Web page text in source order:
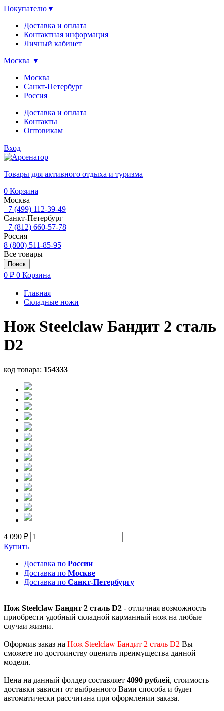
Покупателю▼
Доставка и оплата
Контактная информация
Личный кабинет
Москва ▼
Москва
Санкт-Петербург
Россия
Доставка и оплата
Контакты
Оптовикам
Вход
Товары для активного отдыха и туризма
0 Корзина
Москва
+7 (499) 112-39-49
Санкт-Петербург
+7 (812) 660-57-78
Россия
8 (800) 511-85-95
Все товары
0 ₽ 0 Корзина
Главная
Складные ножи
Нож Steelclaw Бандит 2 сталь
D2
код товара: 154333
4 090 ₽
Купить
Доставка по России
Доставка по Москве
Доставка по Санкт-Петербургу
Нож Steelclaw Бандит 2 сталь D2 - отличная возможность
приобрести удобный складной карманный нож на любые
случаи жизни.
Оформив заказ на Нож Steelclaw Бандит 2 сталь D2 Вы
сможете по достоинству оценить преимущества данной
модели.
Цена на данный фолдер составляет 4090 рублей, стоимость
доставки зависит от выбранного Вами способа и будет
автоматически рассчитана при оформлении заказа.